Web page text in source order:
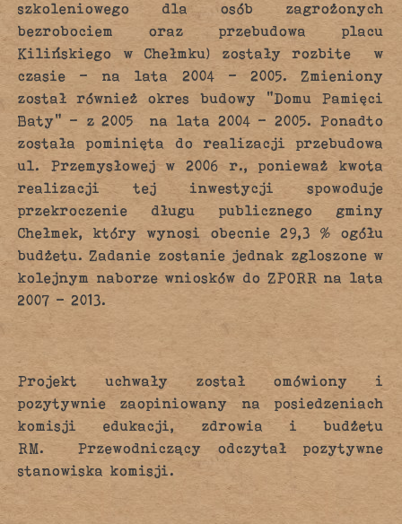
szkoleniowego dla osób zagrożonych
bezrobociem oraz przebudowa placu
Kilińskiego w Chełmku) zostały rozbite w
czasie – na lata 2004 – 2005. Zmieniony
został również okres budowy “Domu Pamięci
Baty” – z 2005 na lata 2004 – 2005. Ponadto
została pominięta do realizacji przebudowa
ul. Przemysłowej w 2006 r., ponieważ kwota
realizacji tej inwestycji spowoduje
przekroczenie długu publicznego gminy
Chełmek, który wynosi obecnie 29,3 % ogółu
budżetu. Zadanie zostanie jednak zgloszone w
kolejnym naborze wniosków do ZPORR na lata
2007 – 2013.
Projekt uchwały został omówiony i
pozytywnie zaopiniowany na posiedzeniach
komisji edukacji, zdrowia i budżetu
RM. Przewodniczący odczytał pozytywne
stanowiska komisji.